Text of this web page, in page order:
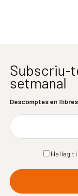
Subscriu-
setmanal
Descomptes en
He llegit